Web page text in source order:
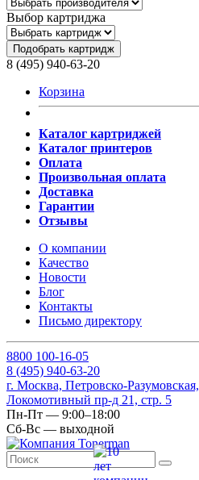
Выбор картриджа
Подобрать картридж
8 (495) 940-63-20
Корзина
Каталог картриджей
Каталог принтеров
Оплата
Произвольная оплата
Доставка
Гарантии
Отзывы
О компании
Качество
Новости
Блог
Контакты
Письмо директору
8800 100-16-05
8 (495) 940-63-20
г. Москва, Петровско-Разумовская,
Локомотивный пр-д 21, стр. 5
Пн-Пт — 9:00–18:00
Сб-Вс — выходной